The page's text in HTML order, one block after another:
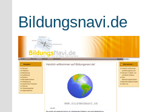
Bildungsnavi.de